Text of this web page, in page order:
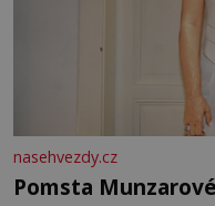
nasehvezdy.cz
Pomsta